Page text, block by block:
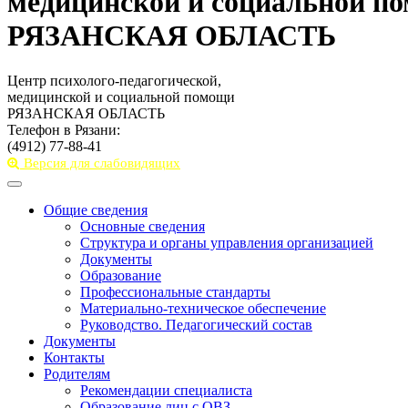
РЯЗАНСКАЯ ОБЛАСТЬ
Центр психолого-педагогической,
медицинской и социальной помощи
РЯЗАНСКАЯ ОБЛАСТЬ
Телефон в Рязани:
(4912) 77-88-41
Версия для слабовидящих
Toggle
navigationОбщие сведения
Основные сведения
Структура и органы управления организацией
Документы
Образование
Профессиональные стандарты
Материально-техническое обеспечение
Руководство. Педагогический состав
Документы
Контакты
Родителям
Рекомендации специалиста